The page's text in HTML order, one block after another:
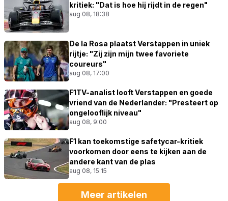
kritiek: "Dat is hoe hij rijdt in de regen"
aug 08, 18:38
De la Rosa plaatst Verstappen in uniek
rijtje: "Zij zijn mijn twee favoriete
coureurs"
aug 08, 17:00
F1TV-analist looft Verstappen en goede
vriend van de Nederlander: "Presteert op
ongelooflijk niveau"
aug 08, 9:00
F1 kan toekomstige safetycar-kritiek
voorkomen door eens te kijken aan de
andere kant van de plas
aug 08, 15:15
Meer artikelen